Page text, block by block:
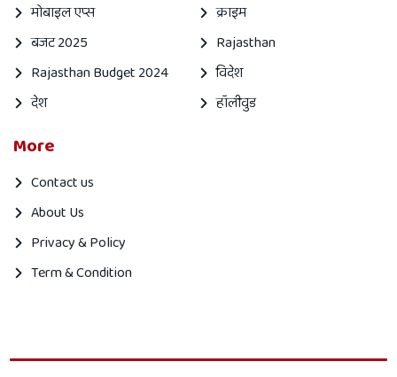
मोबाइल एप्स
क्राइम
बजट 2025
Rajasthan
Rajasthan Budget 2024
विदेश
देश
हॉलीवुड
More
Contact us
About Us
Privacy & Policy
Term & Condition